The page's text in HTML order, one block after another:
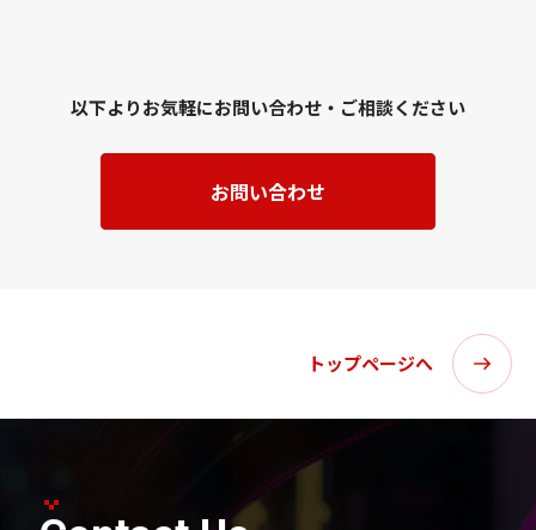
以下よりお気軽にお問い合わせ・ご相談ください
お問い合わせ
トップページへ